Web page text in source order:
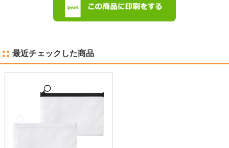
最近チェックした商品